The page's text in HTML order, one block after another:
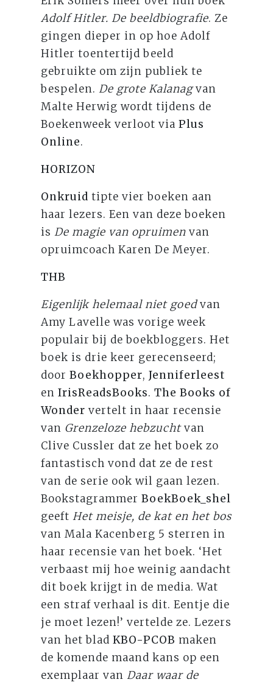
Adolf Hitler. De beeldbiografie. Ze
gingen dieper in op hoe Adolf
Hitler toentertijd beeld
gebruikte om zijn publiek te
bespelen.De grote Kalanagvan
Malte Herwig wordt tijdens de
Boekenweek verloot viaPlus
Online.
HORIZON
Onkruid tipte vier boeken aan
haar lezers. Een van deze boeken
isDe magie van opruimen van
opruimcoach Karen De Meyer.
THB
Eigenlijk helemaal niet goedvan
Amy Lavelle was vorige week
populair bij de boekbloggers. Het
boek is drie keer gerecenseerd;
doorBoekhopper,Jenniferleest
enIrisReadsBooks.The Books of
Wonder vertelt in haar recensie
van Grenzeloze hebzuchtvan
Clive Cussler dat ze het boek zo
fantastisch vond dat ze de rest
van de serie ook wil gaan lezen.
BookstagrammerBoekBoek_shel
geeftHet meisje, de kat en het bos
van Mala Kacenberg 5 sterren in
haar recensie van het boek. ‘Het
verbaast mij hoe weinig aandacht
dit boek krijgt in de media. Wat
een straf verhaal is dit. Eentje die
je moet lezen!’ vertelde ze. Lezers
van het bladKBO-PCOB maken
de komende maand kans op een
exemplaar vanDaar waar de